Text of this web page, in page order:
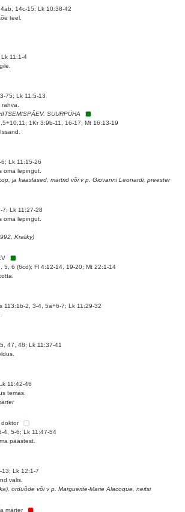
14c-15; Lk 10:38-42
teel.
11:1-4
75; Lk 11:5-13
SUURPÜHA
1Kr 3:9b-11, 16-17; Mt 16:13-19
Lk 11:15-26
oma lepingut.
ja kaaslased, märtrid või v p. Giovanni Leonardi, preester
7; Lk 11:27-28
oma lepingut.
Kraliky)
5, 6 (6cd); Fl 4:12-14, 19-20; Mt 22:1-14
113:1b-2, 3-4, 5a+6-7; Lk 11:29-32
47, 48; Lk 11:37-41
11:42-46
temas.
doktor
4, 5-6; Lk 11:47-54
päästest.
13; Lk 12:1-7
valis.
orduõde või v p. Marguerite-Marie Alacoque, neitsi
märter